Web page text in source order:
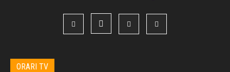
ORARI TV